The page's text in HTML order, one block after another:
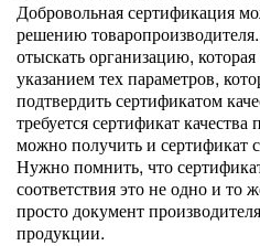
Добровольная сертификация
решению
отыскать организацию,
указанием тех параметров,
подтвердить сертификатом
требуется сертификат
можно получить и сертификат
Нужно помнить, что
соответствия это не одно и то
просто документ
продукции.